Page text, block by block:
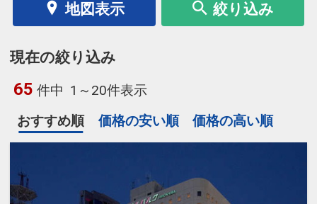
地図表示 絞り込み
現在の絞り込み
65 件中 1～20件表示
おすすめ順
価格の安い順 価格の高い順